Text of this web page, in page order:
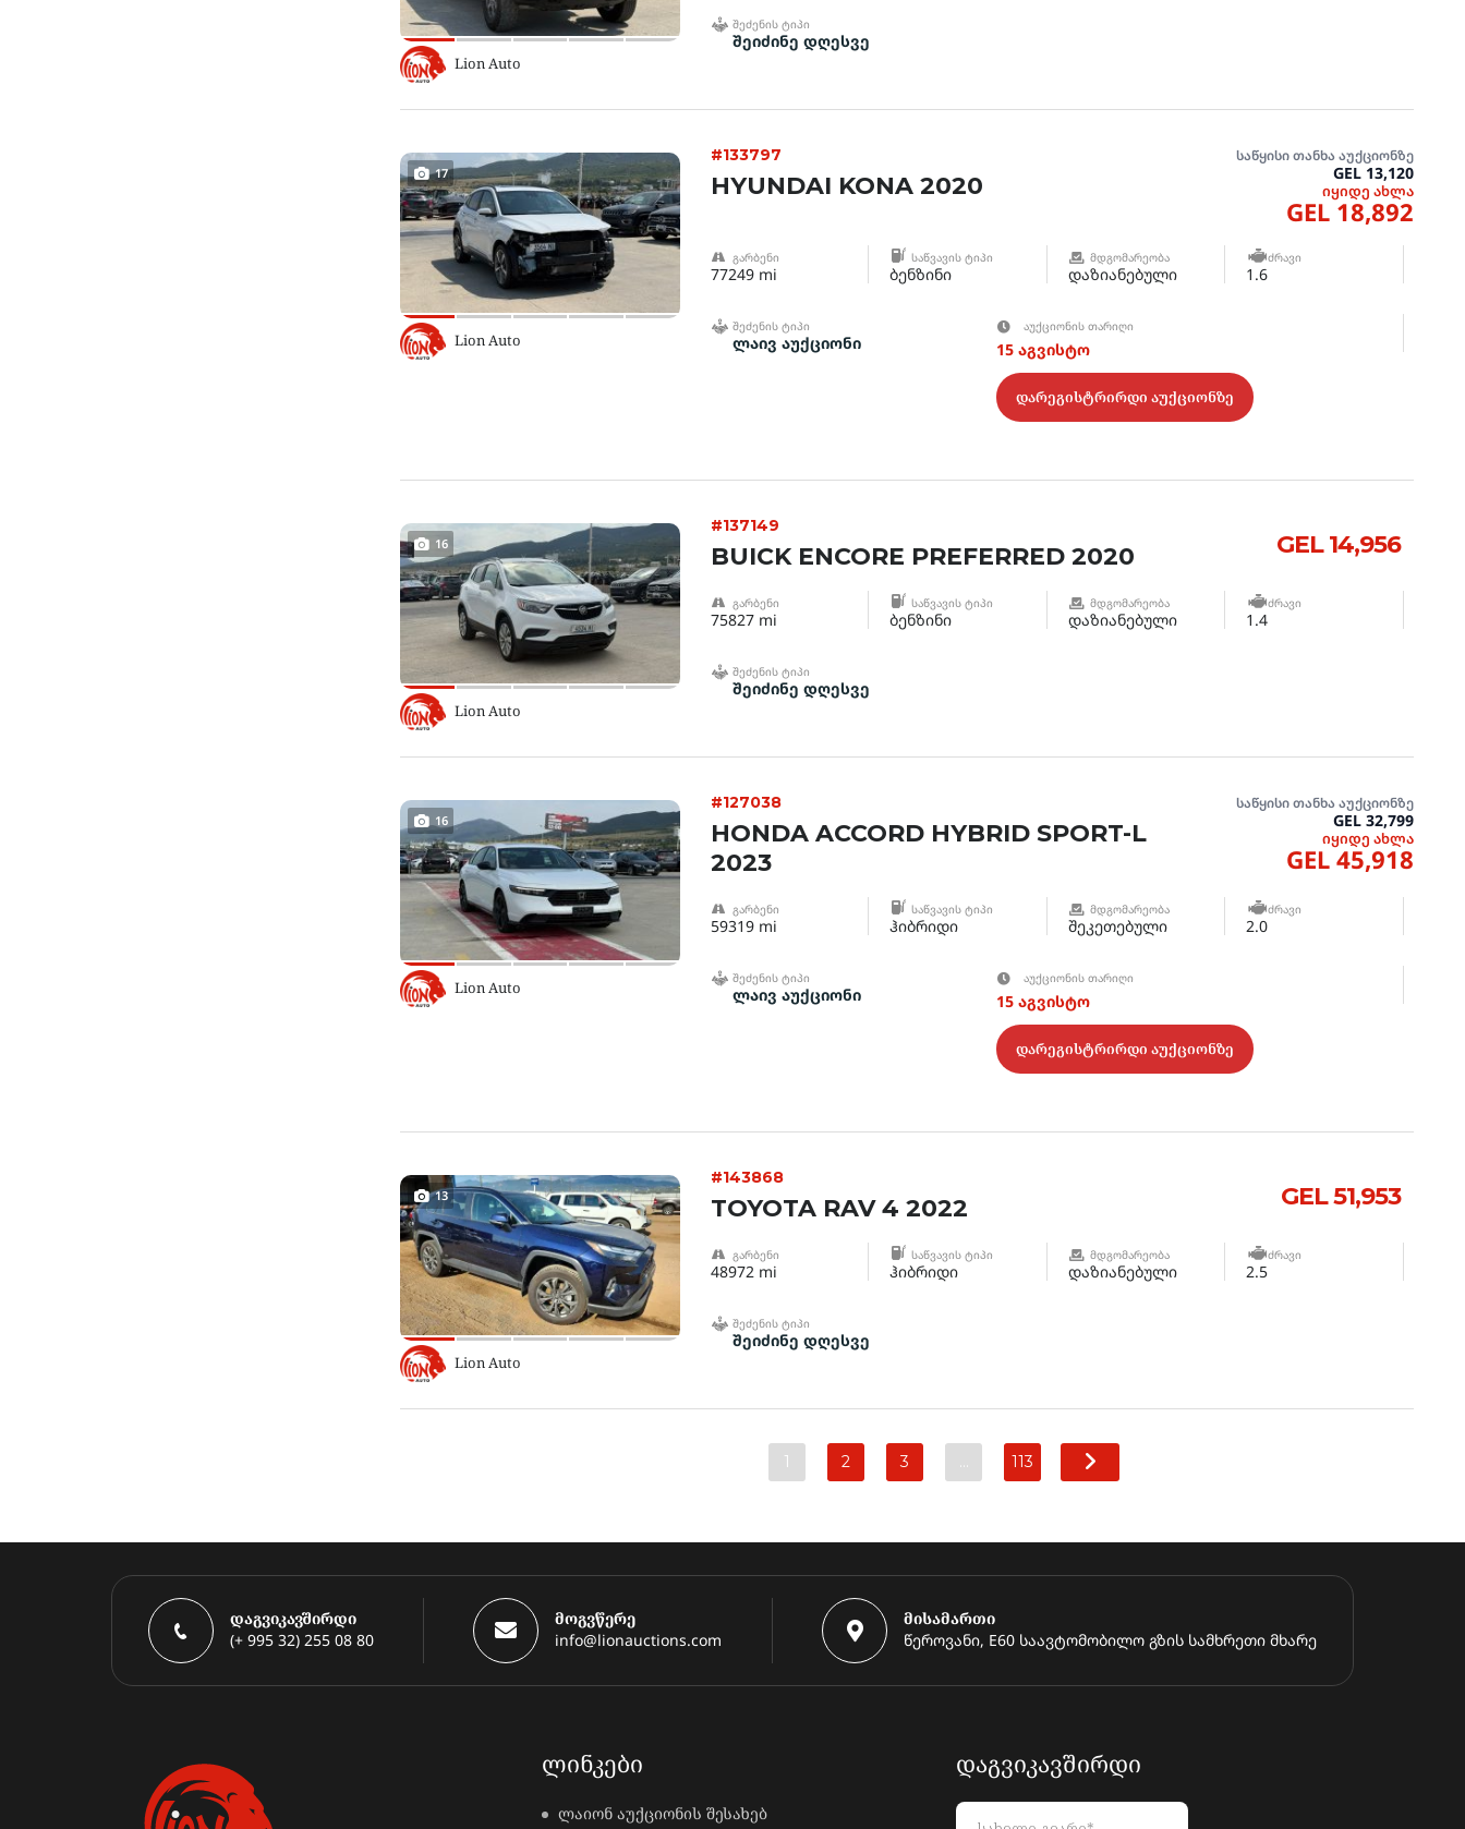
Lion Auto
ᲨᲔᲫᲔᲜᲘᲡ ᲢᲘᲞᲘ
შეიძინე დღესვე
17
Lion Auto
საწყისი თანხა აუქციონზე
GEL 13,120
იყიდე ახლა
GEL 18,892
#133797
HYUNDAI KONA 2020
ᲒᲐᲠᲑᲔᲜᲘ
77249 mi
ᲡᲐᲬᲕᲐᲕᲘᲡ ᲢᲘᲞᲘ
ბენზინი
ᲛᲓᲒᲝᲛᲐᲠᲔᲝᲑᲐ
დაზიანებული
ᲫᲠᲐᲕᲘ
1.6
ᲨᲔᲫᲔᲜᲘᲡ ᲢᲘᲞᲘ
ლაივ აუქციონი
ᲐᲣᲥᲪᲘᲝᲜᲘᲡ ᲗᲐᲠᲘᲦᲘ
15 აგვისტო
დარეგისტრირდი აუქციონზე
16
Lion Auto
GEL 14,956
#137149
BUICK ENCORE PREFERRED 2020
ᲒᲐᲠᲑᲔᲜᲘ
75827 mi
ᲡᲐᲬᲕᲐᲕᲘᲡ ᲢᲘᲞᲘ
ბენზინი
ᲛᲓᲒᲝᲛᲐᲠᲔᲝᲑᲐ
დაზიანებული
ᲫᲠᲐᲕᲘ
1.4
ᲨᲔᲫᲔᲜᲘᲡ ᲢᲘᲞᲘ
შეიძინე დღესვე
16
Lion Auto
საწყისი თანხა აუქციონზე
GEL 32,799
იყიდე ახლა
GEL 45,918
#127038
HONDA ACCORD HYBRID SPORT-L
2023
ᲒᲐᲠᲑᲔᲜᲘ
59319 mi
ᲡᲐᲬᲕᲐᲕᲘᲡ ᲢᲘᲞᲘ
ჰიბრიდი
ᲛᲓᲒᲝᲛᲐᲠᲔᲝᲑᲐ
შეკეთებული
ᲫᲠᲐᲕᲘ
2.0
ᲨᲔᲫᲔᲜᲘᲡ ᲢᲘᲞᲘ
ლაივ აუქციონი
ᲐᲣᲥᲪᲘᲝᲜᲘᲡ ᲗᲐᲠᲘᲦᲘ
15 აგვისტო
დარეგისტრირდი აუქციონზე
13
Lion Auto
GEL 51,953
#143868
TOYOTA RAV 4 2022
ᲒᲐᲠᲑᲔᲜᲘ
48972 mi
ᲡᲐᲬᲕᲐᲕᲘᲡ ᲢᲘᲞᲘ
ჰიბრიდი
ᲛᲓᲒᲝᲛᲐᲠᲔᲝᲑᲐ
დაზიანებული
ᲫᲠᲐᲕᲘ
2.5
ᲨᲔᲫᲔᲜᲘᲡ ᲢᲘᲞᲘ
შეიძინე დღესვე
1 2 3 … 113
დაგვიკავშირდი
(+ 995 32) 255 08 80
მოგვწერე
info@lionauctions.com
მისამართი
წეროვანი, E60 საავტომობილო გზის სამხრეთი მხარე
ᲚᲘᲜᲙᲔᲑᲘ
ლაიონ აუქციონის შესახებ
ᲓᲐᲒᲕᲘᲙᲐᲕᲨᲘᲠᲓᲘ